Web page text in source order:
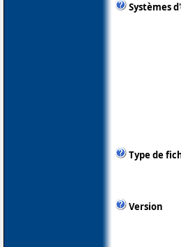
Systèmes
Type de
Version